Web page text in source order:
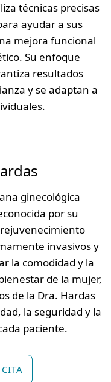
técnicas precisas
ayudar a sus
mejora funcional
Su enfoque
resultados
y se adaptan a
ginecológica
por su
invasivos y
la comodidad y la
de la mujer,
de la Dra. Hardas
la seguridad y la
paciente.